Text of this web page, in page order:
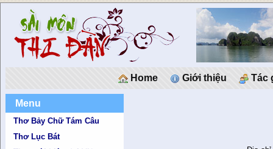
Home Giới thiệu Tác
Menu
Thơ Bảy Chữ Tám Câu
Thơ Lục Bát